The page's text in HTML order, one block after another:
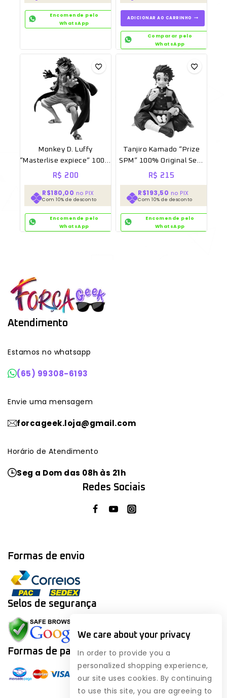
Encomende pelo
WhatsApp
ADICIONAR AO CARRINHO
Comparar pelo
WhatsApp
Monkey D. Luffy
“Masterlise expiece” 100%
Original Sem caixa
R$ 200
R$180,00 no PIX
Com 10% de desconto
Encomende pelo
WhatsApp
Tanjiro Kamado “Prize
SPM” 100% Original Sem
caixa [SEGA]
R$ 215
R$193,50 no PIX
Com 10% de desconto
Encomende pelo
WhatsApp
Atendimento
Estamos no whatsapp
(65) 99308-6193
Envie uma mensagem
forcageek.loja@gmail.com
Horário de Atendimento
Seg a Dom das 08h às 21h
Redes Sociais
Formas de envio
Selos de segurança
Formas de pagamento
We care about your privacy
In order to provide you a
personalized shopping experience,
our site uses cookies. By continuing
to use this site, you are agreeing to